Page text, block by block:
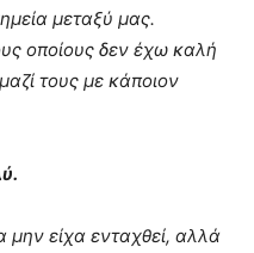
μεταξύ μας.
οποίους δεν έχω καλή
τους με κάποιον
μην είχα ενταχθεί, αλλά